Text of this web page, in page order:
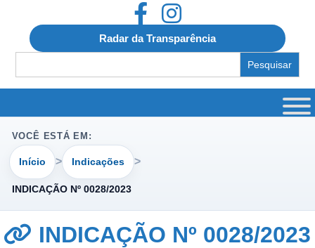
Radar da Transparência
for:
VOCÊ ESTÁ EM:
Início Indicações
INDICAÇÃO Nº 0028/2023
INDICAÇÃO Nº 0028/2023